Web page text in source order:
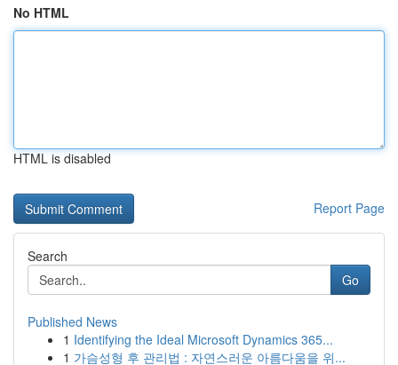
No HTML
HTML is disabled
Report Page
Search
Go
Published News
1 Identifying the Ideal Microsoft Dynamics 365...
1 가슴성형 후 관리법 : 자연스러운 아름다움을 위...